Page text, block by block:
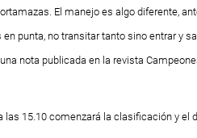
El manejo es algo diferente,
punta, no transitar tanto sino entrar y
nota publicada en la revista
las 15.10 comenzará la clasificación y el